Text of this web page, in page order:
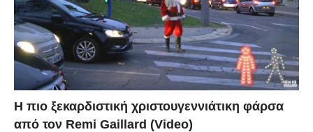
Η πιο ξεκαρδιστική χριστουγεννιάτικη φάρσα
από τον Remi Gaillard (Video)